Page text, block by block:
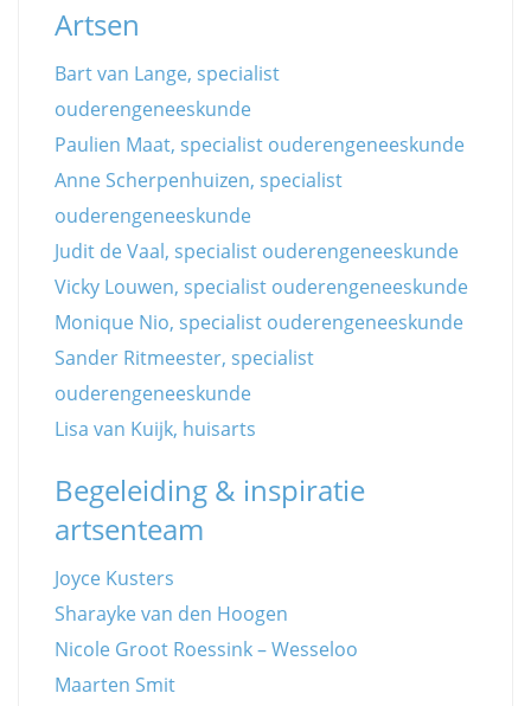
Artsen
Bart van Lange, specialist
ouderengeneeskunde
Paulien Maat, specialist ouderengeneeskunde
Anne Scherpenhuizen, specialist
ouderengeneeskunde
Judit de Vaal, specialist ouderengeneeskunde
Vicky Louwen, specialist ouderengeneeskunde
Monique Nio, specialist ouderengeneeskunde
Sander Ritmeester, specialist
ouderengeneeskunde
Lisa van Kuijk, huisarts
Begeleiding & inspiratie
artsenteam
Joyce Kusters
Sharayke van den Hoogen
Nicole Groot Roessink – Wesseloo
Maarten Smit